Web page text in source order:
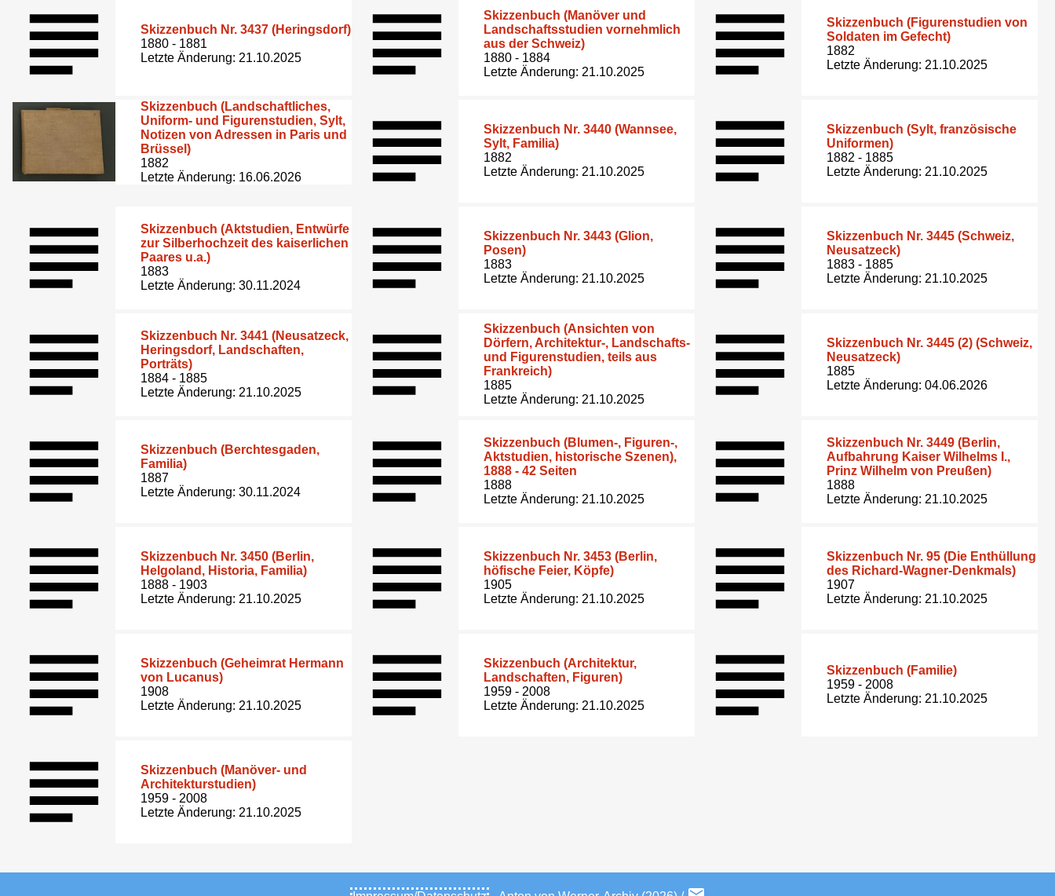
Skizzenbuch Nr. 3437 (Heringsdorf)
1880 - 1881
Letzte Änderung: 21.10.2025
Skizzenbuch (Manöver und
Landschaftsstudien vornehmlich
aus der Schweiz)
1880 - 1884
Letzte Änderung: 21.10.2025
Skizzenbuch (Figurenstudien von
Soldaten im Gefecht)
1882
Letzte Änderung: 21.10.2025
Skizzenbuch (Landschaftliches,
Uniform- und Figurenstudien, Sylt,
Notizen von Adressen in Paris und
Brüssel)
1882
Letzte Änderung: 16.06.2026
Skizzenbuch Nr. 3440 (Wannsee,
Sylt, Familia)
1882
Letzte Änderung: 21.10.2025
Skizzenbuch (Sylt, französische
Uniformen)
1882 - 1885
Letzte Änderung: 21.10.2025
Skizzenbuch (Aktstudien, Entwürfe
zur Silberhochzeit des kaiserlichen
Paares u.a.)
1883
Letzte Änderung: 30.11.2024
Skizzenbuch Nr. 3443 (Glion,
Posen)
1883
Letzte Änderung: 21.10.2025
Skizzenbuch Nr. 3445 (Schweiz,
Neusatzeck)
1883 - 1885
Letzte Änderung: 21.10.2025
Skizzenbuch Nr. 3441 (Neusatzeck,
Heringsdorf, Landschaften,
Porträts)
1884 - 1885
Letzte Änderung: 21.10.2025
Skizzenbuch (Ansichten von
Dörfern, Architektur-, Landschafts-
und Figurenstudien, teils aus
Frankreich)
1885
Letzte Änderung: 21.10.2025
Skizzenbuch Nr. 3445 (2) (Schweiz,
Neusatzeck)
1885
Letzte Änderung: 04.06.2026
Skizzenbuch (Berchtesgaden,
Familia)
1887
Letzte Änderung: 30.11.2024
Skizzenbuch (Blumen-, Figuren-,
Aktstudien, historische Szenen),
1888 - 42 Seiten
1888
Letzte Änderung: 21.10.2025
Skizzenbuch Nr. 3449 (Berlin,
Aufbahrung Kaiser Wilhelms I.,
Prinz Wilhelm von Preußen)
1888
Letzte Änderung: 21.10.2025
Skizzenbuch Nr. 3450 (Berlin,
Helgoland, Historia, Familia)
1888 - 1903
Letzte Änderung: 21.10.2025
Skizzenbuch Nr. 3453 (Berlin,
höfische Feier, Köpfe)
1905
Letzte Änderung: 21.10.2025
Skizzenbuch Nr. 95 (Die Enthüllung
des Richard-Wagner-Denkmals)
1907
Letzte Änderung: 21.10.2025
Skizzenbuch (Geheimrat Hermann
von Lucanus)
1908
Letzte Änderung: 21.10.2025
Skizzenbuch (Architektur,
Landschaften, Figuren)
1959 - 2008
Letzte Änderung: 21.10.2025
Skizzenbuch (Familie)
1959 - 2008
Letzte Änderung: 21.10.2025
Skizzenbuch (Manöver- und
Architekturstudien)
1959 - 2008
Letzte Änderung: 21.10.2025